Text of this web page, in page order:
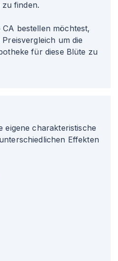
finden.
CA bestellen möchtest,
um die
für diese Blüte zu
eigene charakteristische
Effekten